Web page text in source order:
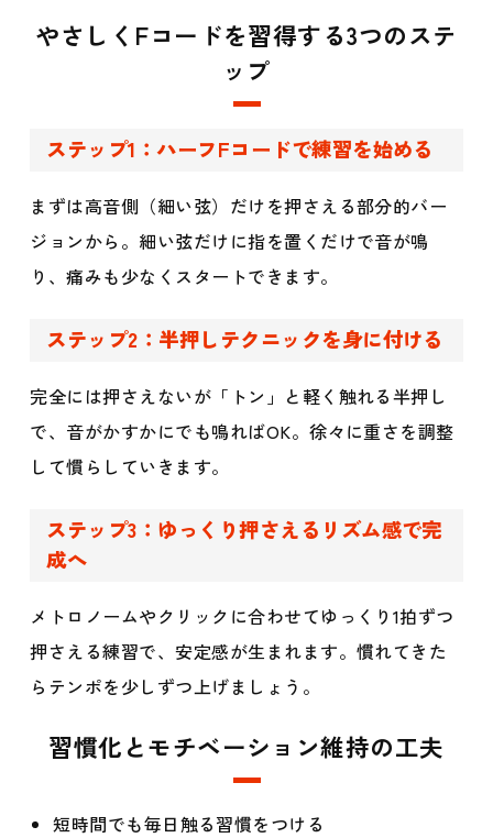
やさしくFコードを習得する3つのステ
ップ
ステップ1：ハーフFコードで練習を始める
まずは高音側（細い弦）だけを押さえる部分的バー
ジョンから。細い弦だけに指を置くだけで音が鳴
り、痛みも少なくスタートできます。
ステップ2：半押しテクニックを身に付ける
完全には押さえないが「トン」と軽く触れる半押し
で、音がかすかにでも鳴ればOK。徐々に重さを調整
して慣らしていきます。
ステップ3：ゆっくり押さえるリズム感で完
成へ
メトロノームやクリックに合わせてゆっくり1拍ずつ
押さえる練習で、安定感が生まれます。慣れてきた
らテンポを少しずつ上げましょう。
習慣化とモチベーション維持の工夫
短時間でも毎日触る習慣をつける